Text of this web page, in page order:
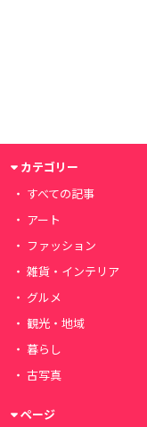
カテゴリー
すべての記事
アート
ファッション
雑貨・インテリア
グルメ
観光・地域
暮らし
古写真
ページ